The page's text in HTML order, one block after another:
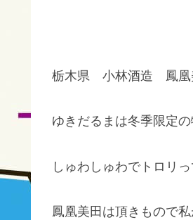
栃木県 小林酒造 鳳凰
ゆきだるまは冬季限定の
しゅわしゅわでトロリ
鳳凰美田は頂きもので